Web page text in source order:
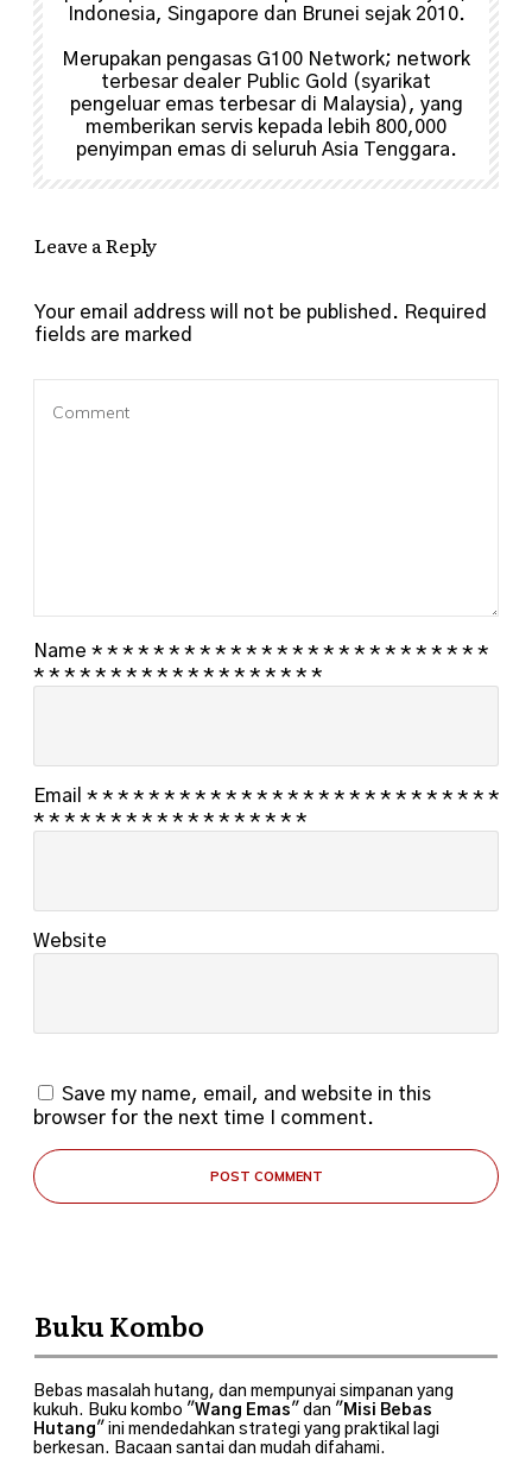
Indonesia, Singapore dan Brunei sejak 2010.
Merupakan pengasas G100 Network; network
terbesar dealer Public Gold (syarikat
pengeluar emas terbesar di Malaysia), yang
memberikan servis kepada lebih 800,000
penyimpan emas di seluruh Asia Tenggara.
Leave a Reply
Your email address will not be published. Required
fields are marked
Name * * * * * * * * * * * * * * * * * * * * * * * * * *
* * * * * * * * * * * * * * * * * * *
Email * * * * * * * * * * * * * * * * * * * * * * * * * * *
* * * * * * * * * * * * * * * * * *
Website
Save my name, email, and website in this
browser for the next time I comment.
POST COMMENT
Buku Kombo
Bebas masalah hutang, dan mempunyai simpanan yang
kukuh. Buku kombo "Wang Emas" dan " Misi Bebas
Hutang" ini mendedahkan strategi yang praktikal lagi
berkesan. Bacaan santai dan mudah difahami.